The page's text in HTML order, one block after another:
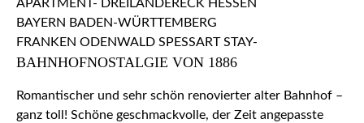
BAHNHOFNOSTALGIE VON 1886
Romantischer und sehr schön renovierter alter Bahnhof –
ganz toll! Schöne geschmackvolle, der Zeit angepasste